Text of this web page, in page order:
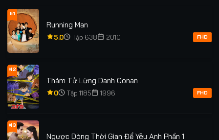
#1
Running Man
5.0 Tập 638 2010 FHD
#2
Thám Tử Lừng Danh Conan
0 Tập 1185 1996 FHD
#3
Ngược Dòng Thời Gian Để Yêu Anh Phần 1